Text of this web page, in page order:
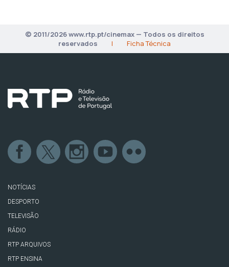
© 2011/2026 www.rtp.pt/cinemax — Todos os direitos
reservados
| Ficha Técnica
NOTÍCIAS
DESPORTO
TELEVISÃO
RÁDIO
RTP ARQUIVOS
RTP ENSINA